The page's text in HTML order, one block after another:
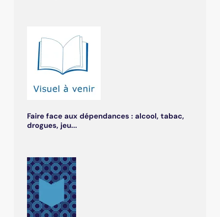
Faire face aux dépendances : alcool, tabac,
drogues, jeu...